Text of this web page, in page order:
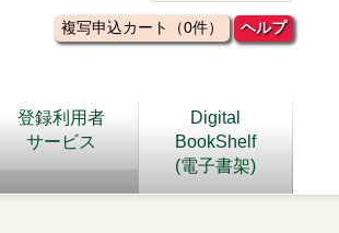
複写申込カート（0件） ヘルプ
登録利用者
サービス
Digital
BookShelf
(電子書架)